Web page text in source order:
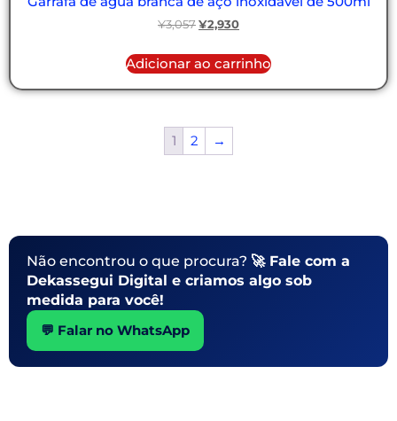
¥3,057 ¥2,930
Adicionar ao carrinho
1 2 →
Não encontrou o que procura? 🚀 Fale com a
Dekassegui Digital e criamos algo sob
medida para você!
💬 Falar no WhatsApp